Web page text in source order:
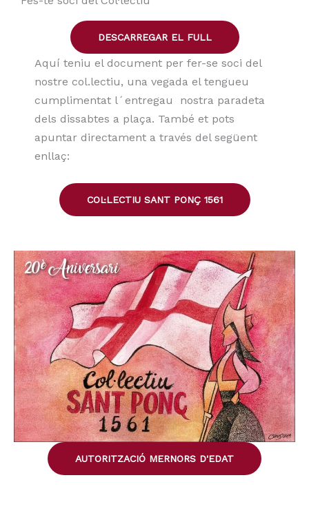
DESCARREGAR EL FULL
Aquí teniu el document per fer-se soci del
nostre col.lectiu, una vegada el tengueu
cumplimentat l´entregau nostra paradeta
dels dissabtes a plaça. També et pots
apuntar directament a través del següent
enllaç:
COL·LECTIU SANT PONÇ 1561
AUTORITZACIÓ MERNORS D'EDAT